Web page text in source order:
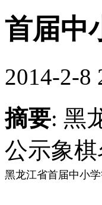
首届中
2014-2-8
摘要: 黑
公示象
黑龙江省首届中小